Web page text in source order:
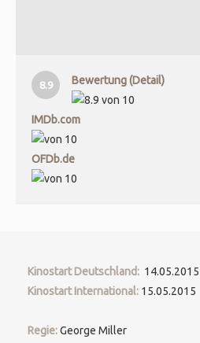
8.9 Bewertung (Detail)
IMDb.com
OFDb.de
Kinostart Deutschland: 14.05.2015
Kinostart International: 15.05.2015
Regie:George Miller